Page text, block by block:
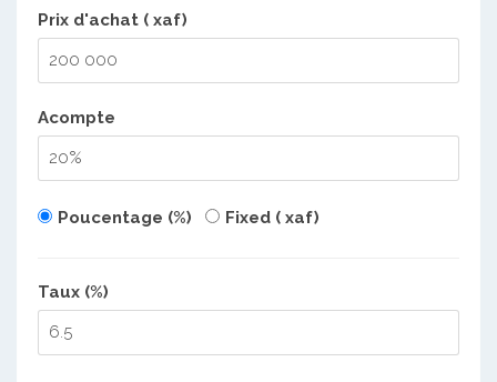
Prix d'achat ( xaf)
Acompte
Poucentage (%) Fixed ( xaf)
Taux (%)